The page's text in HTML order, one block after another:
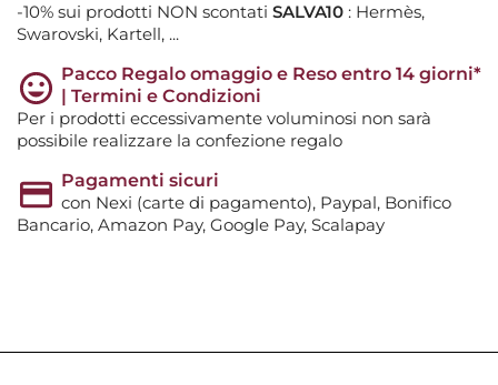
-10% sui prodotti NON scontati SALVA10 : Hermès,
Swarovski, Kartell, ...
Pacco Regalo omaggio e Reso entro 14 giorni*
| Termini e Condizioni
Per i prodotti eccessivamente voluminosi non sarà
possibile realizzare la confezione regalo
Pagamenti sicuri
con Nexi (carte di pagamento), Paypal, Bonifico
Bancario, Amazon Pay, Google Pay, Scalapay